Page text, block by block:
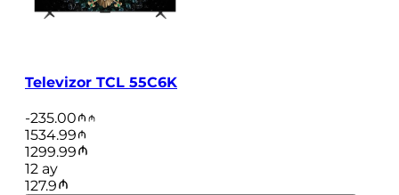
Televizor TCL 55C6K
-235.00
1534.99
1299.99
12 ay
127.9